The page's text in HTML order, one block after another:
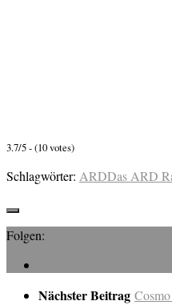
3.7/5 - (10 votes)
Schlagwörter: ARDDas ARD
Folgen:
Nächster Beitrag